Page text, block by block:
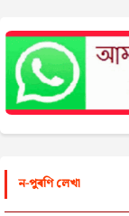
ন-পুৰণি লেখা